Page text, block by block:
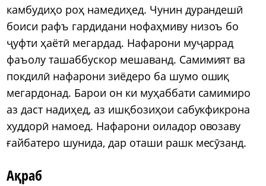
камбудиҳо роҳ намедиҳед. Чунин дурандешӣ
боиси рафъ гардидани нофаҳмиву низоъ бо
ҷуфти ҳаётӣ мегардад. Нафарони муҷаррад
фаъолу ташаббускор мешаванд. Самимият ва
покдилӣ нафарони зиёдеро ба шумо ошиқ
мегардонад. Барои он ки муҳаббати самимиро
аз даст надиҳед, аз ишқбозиҳои сабукфикрона
худдорӣ намоед. Нафарони оиладор овозаву
ғайбатеро шунида, дар оташи рашк месӯзанд.
Ақраб